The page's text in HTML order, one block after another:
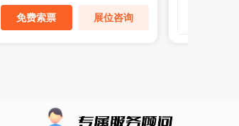
免费索票 展位咨询